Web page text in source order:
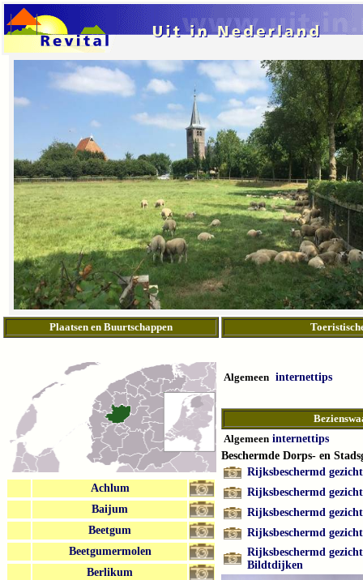
Plaatsen en Buurtschappen
Achlum
Baijum
Beetgum
Beetgumermolen
Berlikum
Algemeen internettips
Algemeen internettips
Beschermde Dorps- en
Rijksbeschermd
Rijksbeschermd
Rijksbeschermd
Rijksbeschermd
Rijksbeschermd
Bildtdijken